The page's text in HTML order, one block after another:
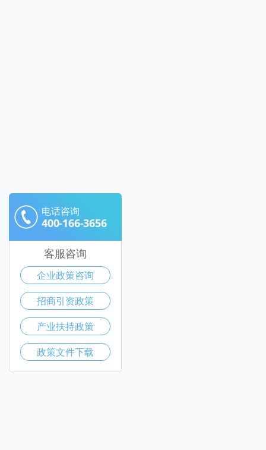
电话咨询
400-166-3656
客服咨询
企业政策咨询
招商引资政策
产业扶持政策
政策文件下载